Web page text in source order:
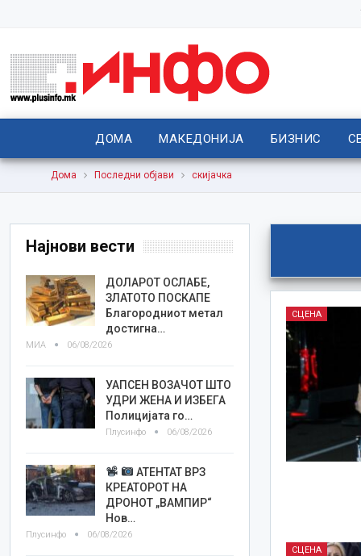
ДОМА МАКЕДОНИЈА БИЗНИС
Дома Последни објави скијачка
СЦЕНА
СЦЕНА
Најнови вести
ДОЛАРОТ ОСЛАБЕ,
ЗЛАТОТО ПОСКАПЕ
Благородниот метал
достигна…
МИА 06/08/2026
УАПСЕН ВОЗАЧОТ ШТО
УДРИ ЖЕНА И ИЗБЕГА
Полицијата го…
Плусинфо 06/08/2026
АТЕНТАТ ВРЗ
КРЕАТОРОТ НА
ДРОНОТ „ВАМПИР“
Нов…
Плусинфо 06/08/2026